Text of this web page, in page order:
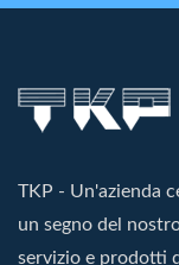
TKP - Un'azienda
un segno del
servizio e prodotti